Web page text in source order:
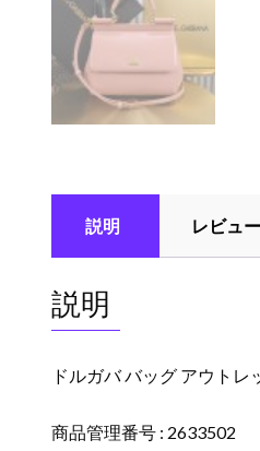
説明 レビュ
説明
ドルガバ バッグ アウト
商品管理番号 : 2633502